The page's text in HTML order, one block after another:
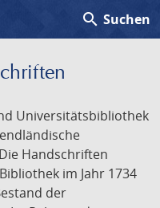
search Suchen
Universitätsbibliothek
Handschriften
im Jahr 1734
der